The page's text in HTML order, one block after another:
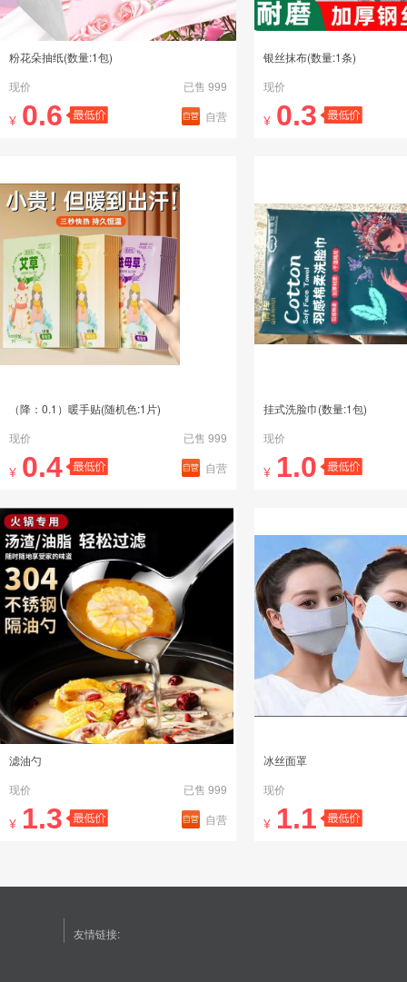
粉花朵抽纸(数量:1包)
现价
已售 999
¥ 0.6 自营
银丝抹布(数量:1条)
现价
¥ 0.3
（降：0.1）暖手贴(随机色:1片)
现价
已售 999
¥ 0.4 自营
挂式洗脸巾(数量:1包)
现价
¥ 1.0
滤油勺
现价
已售 999
¥ 1.3 自营
冰丝面罩
现价
¥ 1.1
友情链接: